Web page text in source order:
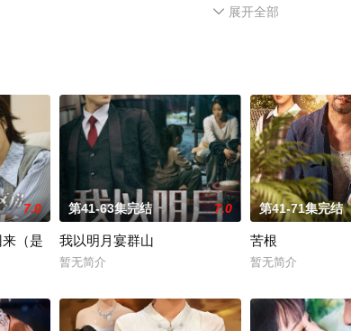
 展开全部
7.0
（是
第41-63集完结 7.0
我以明月宴群山
暂无简介
第41-71集完结
苦根
暂无简介